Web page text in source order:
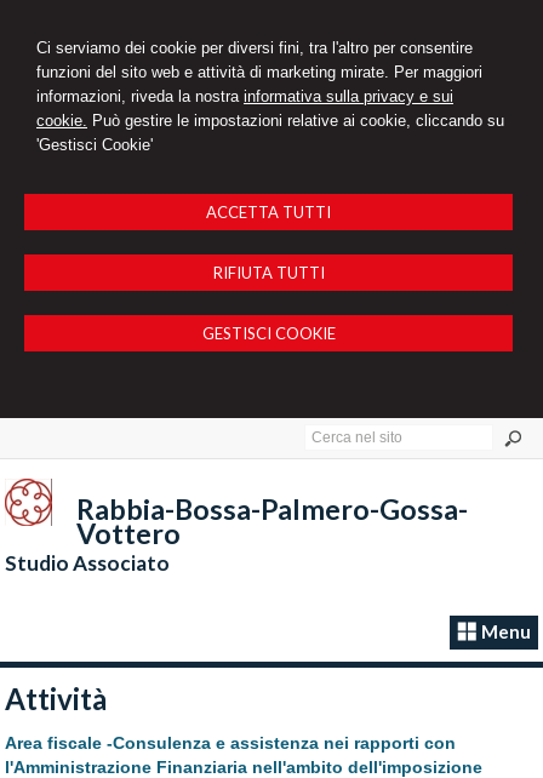
Ci serviamo dei cookie per diversi fini, tra l'altro per consentire
funzioni del sito web e attività di marketing mirate. Per maggiori
informazioni, riveda la nostra informativa sulla privacy e sui
cookie. Può gestire le impostazioni relative ai cookie, cliccando su
'Gestisci Cookie'
ACCETTA TUTTI
RIFIUTA TUTTI
GESTISCI COOKIE
Rabbia-Bossa-Palmero-Gossa-
Vottero
Studio Associato
Menu
Attività
Area fiscale -Consulenza e assistenza nei rapporti con
l'Amministrazione Finanziaria nell'ambito dell'imposizione